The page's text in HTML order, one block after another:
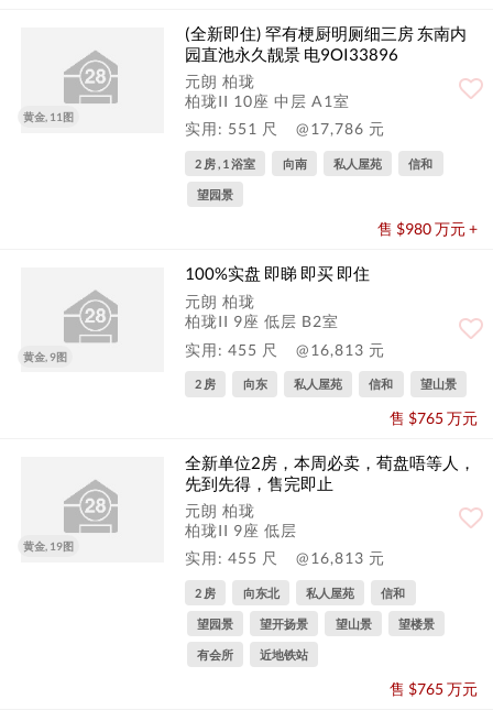
黄金, 11图
(全新即住) 罕有梗厨明厕细三房 东南内
园直池永久靓景 电9OI33896
元朗 柏珑
柏珑II 10座 中层 A1室
实用: 551 尺
@17,786 元
2 房 , 1 浴室 向南 私人屋苑 信和
望园景
售 $980 万元 +
黄金, 9图
100%实盘 即睇 即买 即住
元朗 柏珑
柏珑II 9座 低层 B2室
实用: 455 尺
@16,813 元
2 房 向东 私人屋苑 信和 望山景
售 $765 万元
黄金, 19图
全新单位2房，本周必卖，荀盘唔等人，
先到先得，售完即止
元朗 柏珑
柏珑II 9座 低层
实用: 455 尺
@16,813 元
2 房 向东北 私人屋苑 信和
望园景 望开扬景 望山景 望楼景
有会所 近地铁站
售 $765 万元